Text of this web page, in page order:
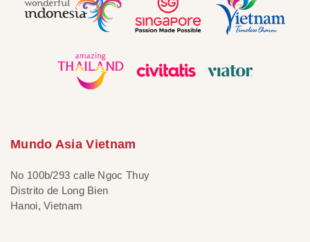
Mundo Asia Vietnam
No 100b/293 calle Ngoc Thuy
Distrito de Long Bien
Hanoi, Vietnam